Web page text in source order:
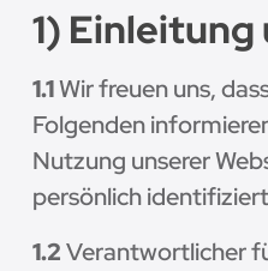
1)
1.1Wir freuen uns,
Folgenden
Nutzung unserer
persönlich
1.2Verantwortlicher